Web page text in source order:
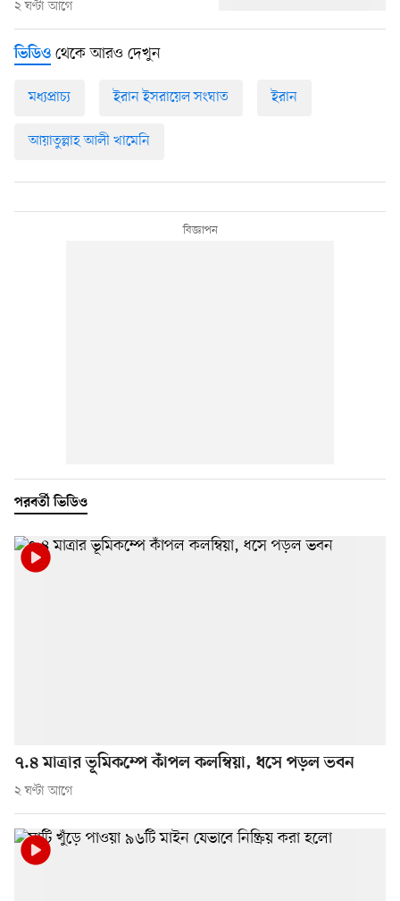
২ ঘণ্টা আগে
ভিডিও থেকে আরও দেখুন
মধ্যপ্রাচ্য ইরান ইসরায়েল সংঘাত ইরান
আয়াতুল্লাহ আলী খামেনি
পরবর্তী ভিডিও
৭.৪ মাত্রার ভূমিকম্পে কাঁপল কলম্বিয়া, ধসে পড়ল ভবন
২ ঘণ্টা আগে